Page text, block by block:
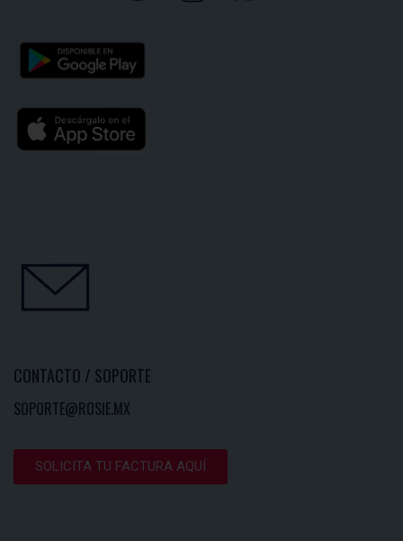
CONTACTO / SOPORTE
SOPORTE@ROSIE.MX
SOLICITA TU FACTURA AQUÍ